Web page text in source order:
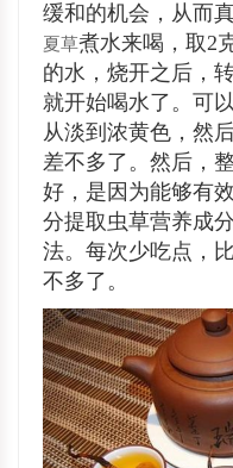
缓和的机会，从而
夏草煮水来喝，取2
的水，烧开之后，
就开始喝水了。可
从淡到浓黄色，然
差不多了。然后，
好，是因为能够有
分提取虫草营养成
法。每次少吃点，
不多了。